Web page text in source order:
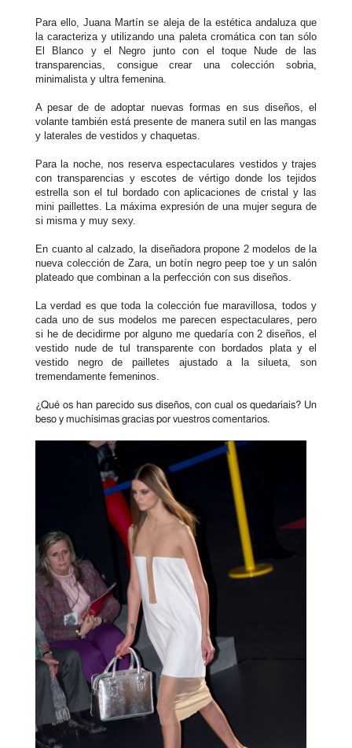
Para ello, Juana Martín se aleja de la estética andaluza que
la caracteriza y utilizando una paleta cromática con tan sólo
El Blanco y el Negro junto con el toque Nude de las
transparencias, consigue crear una colección sobria,
minimalista y ultra femenina.
A pesar de de adoptar nuevas formas en sus diseños, el
volante también está presente de manera sutil en las mangas
y laterales de vestidos y chaquetas.
Para la noche, nos reserva espectaculares vestidos y trajes
con transparencias y escotes de vértigo donde los tejidos
estrella son el tul bordado con aplicaciones de cristal y las
mini paillettes. La máxima expresión de una mujer segura de
si misma y muy sexy.
En cuanto al calzado, la diseñadora propone 2 modelos de la
nueva colección de Zara, un botín negro peep toe y un salón
plateado que combinan a la perfección con sus diseños.
La verdad es que toda la colección fue maravillosa, todos y
cada uno de sus modelos me parecen espectaculares, pero
si he de decidirme por alguno me quedaría con 2 diseños, el
vestido nude de tul transparente con bordados plata y el
vestido negro de pailletes ajustado a la silueta, son
tremendamente femeninos.
¿Qué os han parecido sus diseños, con cual os quedaríais? Un
beso y muchísimas gracias por vuestros comentarios.